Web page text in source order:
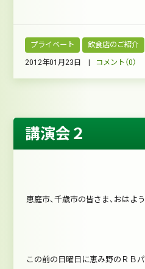
プライベート 飲食店のご紹介
2012年01月23日 | コメント（0）
講演会２
恵庭市、千歳市の皆さま、おはよ
この前の日曜日に恵み野のＲＢ